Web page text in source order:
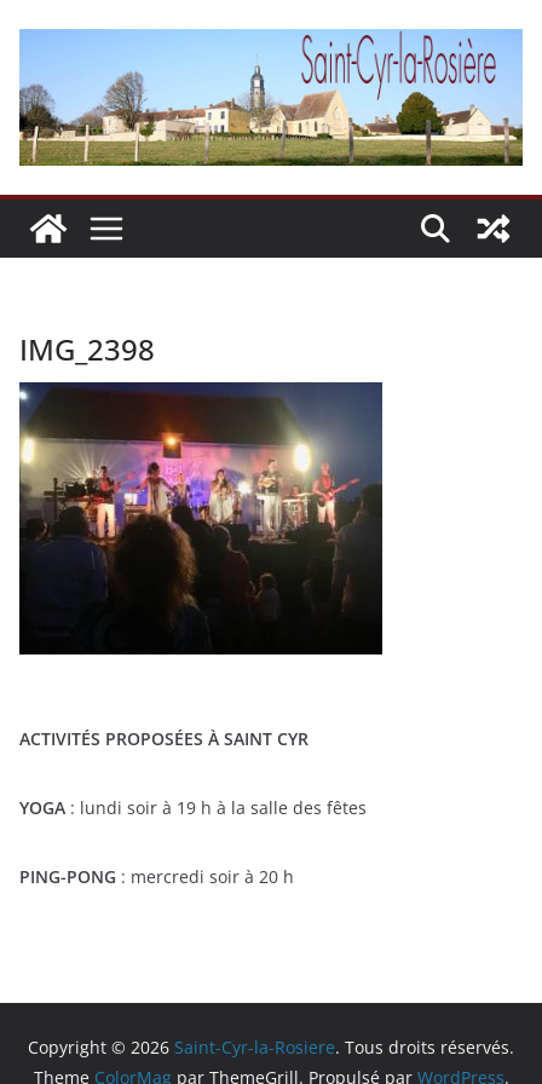
contenu
IMG_2398
ACTIVITÉS PROPOSÉES À SAINT CYR
YOGA : lundi soir à 19 h à la salle des fêtes
PING-PONG : mercredi soir à 20 h
Copyright © 2026 Saint-Cyr-la-Rosiere. Tous droits réservés.
Theme ColorMagpar ThemeGrill. Propulsé par WordPress.